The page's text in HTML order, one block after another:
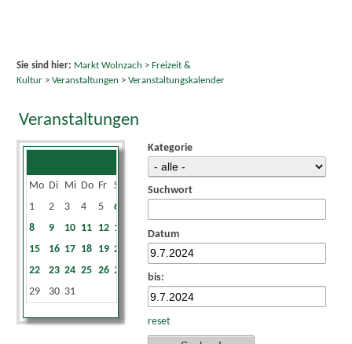
Sie sind hier: Markt Wolnzach > Freizeit &
Kultur> Veranstaltungen > Veranstaltungskalender
Veranstaltungen
Mo Di Mi Do Fr Sa
1
2 3 4 5 6
8
9 10 11 12 13
15
16 17 18 19 20
22
23 24 25 26 27
29
30 31
Kategorie
Suchwort
Datum
bis:
reset